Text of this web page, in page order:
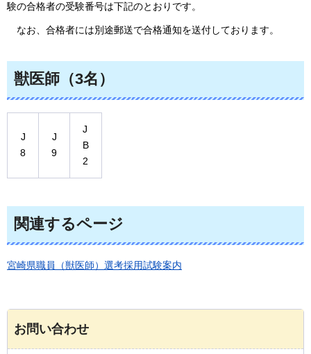
験の合格者の受験番号は下記のとおりです。
なお、合格者には別途郵送で合格通知を送付しております。
獣医師（3名）
J
8
J
9
J
B
2
関連するページ
宮崎県職員（獣医師）選考採用試験案内
お問い合わせ